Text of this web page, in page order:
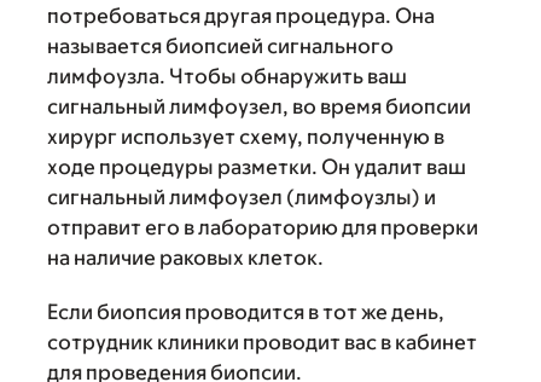
потребоваться другая процедура. Она
называется биопсией сигнального
лимфоузла. Чтобы обнаружить ваш
сигнальный лимфоузел, во время биопсии
хирург использует схему, полученную в
ходе процедуры разметки. Он удалит ваш
сигнальный лимфоузел (лимфоузлы) и
отправит его в лабораторию для проверки
на наличие раковых клеток.
Если биопсия проводится в тот же день,
сотрудник клиники проводит вас в кабинет
для проведения биопсии.